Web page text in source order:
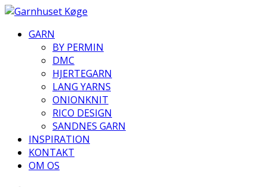
Videre
indholdGARN
BY PERMIN
DMC
HJERTEGARN
LANG YARNS
ONIONKNIT
RICO DESIGN
SANDNES GARN
INSPIRATION
KONTAKT
OM OS